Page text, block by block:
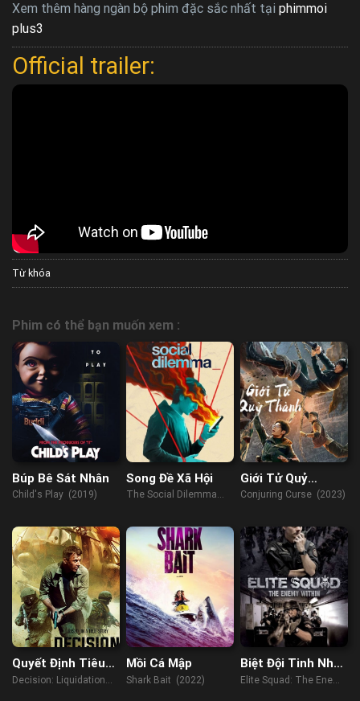
Xem thêm hàng ngàn bộ phim đặc sắc nhất tại phimmoi
plus3
Official trailer:
Từ khóa
Phim có thể bạn muốn xem :
Búp Bê Sát Nhân
Child's Play (2019)
Song Đề Xã Hội
The Social Dilemma
Giới Tử Quỷ
Thành
Conjuring Curse (2023)
Quyết Định Tiêu
Diệt
Decision: Liquidation
Mồi Cá Mập
Shark Bait (2022)
Biệt Đội Tinh Nhuệ
2: Kẻ Thù Bên
Elite Squad: The Enemy